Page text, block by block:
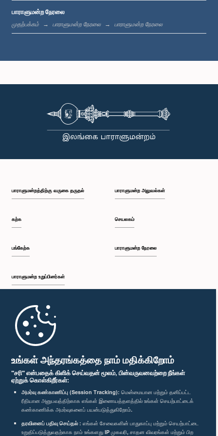
உங்கள் அந்தரங்கத்தை நாம் மதிக்கிறோம்
"சரி" என்பதைக் கிளிக் செய்வதன் மூலம், பின்வருவனவற்றை நீங்கள்
ஏற்றுக் கொள்கிறீர்கள்:
அமர்வு கண்காணிப்பு (Session Tracking): மென்மையான மற்றும் தனிப்பட்ட
ரீதியான அனுபவத்திற்காக எங்கள் இணையத்தளத்தில் உங்கள் செயற்பாட்டைக்
கண்காணிக்க அமர்வுகளைப் பயன்படுத்துகிறோம்.
தரவினைப் பதிவு செய்தல் : எங்கள் சேவைகளின் பாதுகாப்பு மற்றும் செயற்பாட்டை
உறுதிப்படுத்துவதற்காக நாம் உங்களது IP முகவரி, சாதன விவரங்கள் மற்றும் பிற
பி.ப. 12:24 - பி.ப. 12:34
பி.ப. 1:07 - பி.ப. 1:18
பி.ப. 1:18 - பி.ப. 1:25
பி.ப. 1:34 - பி.ப. 1:44
பி.ப. 1:56 - பி.ப. 2:04
பி.ப. 2:04 - பி.ப. 2:14
பி.ப. 2:14 - பி.ப. 2:22
பாராளுமன்ற நேரலை
முதற்பக்கம் பாராளுமன்ற நேரலை பாராளுமன்ற நேரலை
பாராளுமன்றத்திற்கு வருகை தருதல்
கற்க
பங்கேற்க
பாராளுமன்ற உறுப்பினர்கள்
முதற்பக்கம்
பாராளுமன்ற அலுவல்கள்
செயலகம்
பாராளுமன்ற நேரலை
பாராளுமன்ற கையடக்க செயலி
எம்மை பின்தொடர்க :
விருதுகள்